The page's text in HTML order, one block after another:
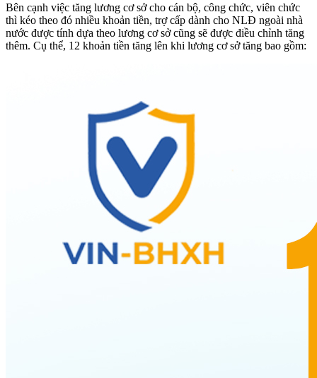
Bên cạnh việc tăng lương cơ sở cho cán bộ, công chức, viên chức
thì kéo theo đó nhiều khoản tiền, trợ cấp dành cho NLĐ ngoài nhà
nước được tính dựa theo lương cơ sở cũng sẽ được điều chỉnh tăng
thêm. Cụ thể, 12 khoản tiền tăng lên khi lương cơ sở tăng bao gồm: